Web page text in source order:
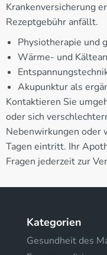
Krankenversicherung
Rezeptgebühr anfällt.
Physiotherapie und
Wärme- und
Akupunktur als
Kontaktieren Sie
oder sich
Nebenwirkungen oder
Tagen eintritt. Ihr
Fragen jederzeit zur
Kategorien
Gesundheit des